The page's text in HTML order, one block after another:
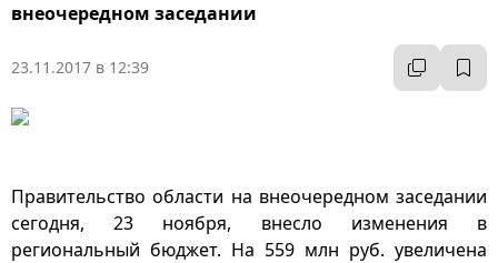
внеочередном заседании
23.11.2017 в 12:39
Правительство области на внеочередном заседании
сегодня, 23 ноября, внесло изменения в
региональный бюджет. На 559 млн руб. увеличена